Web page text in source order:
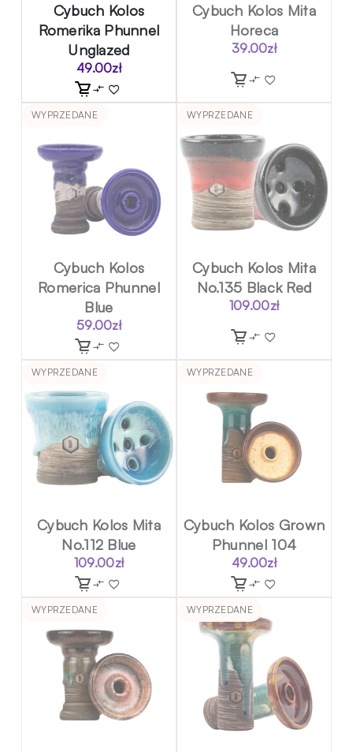
Cybuch Kolos
Romerika Phunnel
Unglazed
49.00zł
Cybuch Kolos Mita
Horeca
39.00zł
WYPRZEDANE
Cybuch Kolos
Romerica Phunnel
Blue
59.00zł
WYPRZEDANE
Cybuch Kolos Mita
No.135 Black Red
109.00zł
WYPRZEDANE
Cybuch Kolos Mita
No.112 Blue
109.00zł
WYPRZEDANE
Cybuch Kolos Grown
Phunnel 104
49.00zł
WYPRZEDANE WYPRZEDANE